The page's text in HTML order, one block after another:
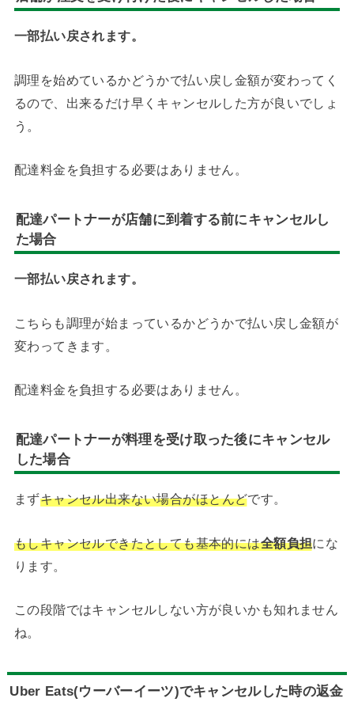
一部払い戻されます。
調理を始めているかどうかで払い戻し金額が変わってく
るので、出来るだけ早くキャンセルした方が良いでしょ
う。
配達料金を負担する必要はありません。
配達パートナーが店舗に到着する前にキャンセルし
た場合
一部払い戻されます。
こちらも調理が始まっているかどうかで払い戻し金額が
変わってきます。
配達料金を負担する必要はありません。
配達パートナーが料理を受け取った後にキャンセル
した場合
まずキャンセル出来ない場合がほとんどです。
もしキャンセルできたとしても基本的には全額負担にな
ります。
この段階ではキャンセルしない方が良いかも知れません
ね。
Uber Eats(ウーバーイーツ)でキャンセルした時の返金